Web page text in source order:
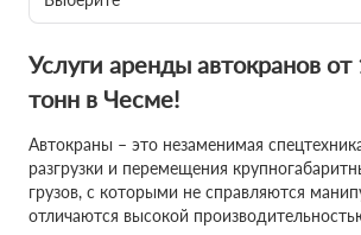
Услуги аренды автокранов
тонн в Чесме!
Автокраны – это незаменимая
разгрузки и перемещения
грузов, с которыми не справляются
отличаются высокой